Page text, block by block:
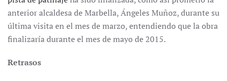
anterior alcaldesa de Marbella, Ángeles Muñoz, durante su
última visita en el mes de marzo, entendiendo que la obra
finalizaría durante el mes de mayo de 2015.
Retrasos